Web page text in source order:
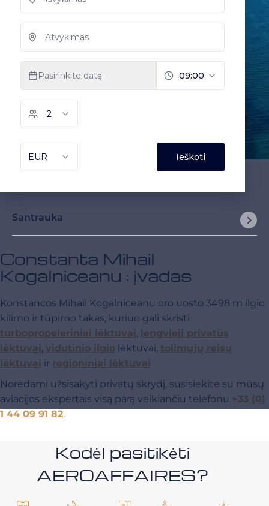
Santrauka
Constanta Mihail
Kogalniceanu : įvadas
Konstancos Mihail Kogalniceanu oro uosto 3498 m ilgio
kilimo ir tūpimo takas, kuriuo gali skristi
turbopropeleriniai lėktuvai, lengvieji privatūs
lėktuvai, vidutinio ilgio lėktuvai, tolimųjų reisų
lėktuvai ir regioniniai lėktuvai
Norėdami užsisakyti privatų skrydį, susisiekite su mūsų
aviacijos ekspertais visą parą veikiančiu telefonu +33 (0)
1 44 09 91 82.
Kodėl pasitikėti
AEROAFFAIRES?